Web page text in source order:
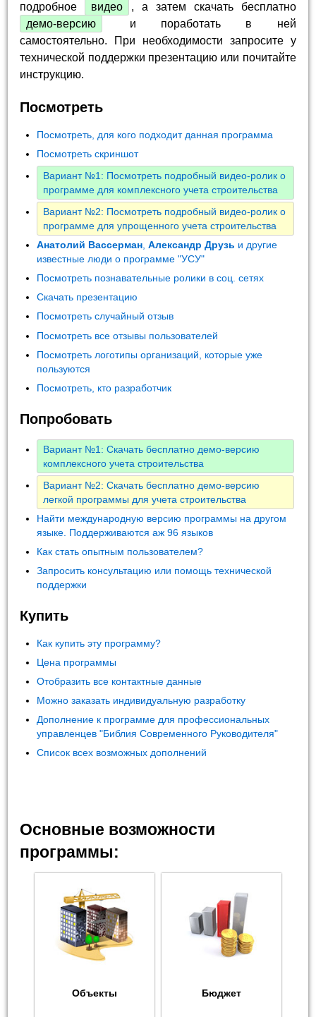
подробное
видео
, а затем скачать бесплатно
демо-версию
и поработать в ней
самостоятельно. При необходимости запросите у
технической поддержки презентацию или почитайте
инструкцию.
Посмотреть
Посмотреть, для кого подходит данная программа
Посмотреть скриншот
Вариант №1: Посмотреть подробный видео-ролик о
программе для комплексного учета строительства
Вариант №2: Посмотреть подробный видео-ролик о
программе для упрощенного учета строительства
Анатолий Вассерман ,Александр Друзь и другие
известные люди о программе "УСУ"
Посмотреть познавательные ролики в соц. сетях
Скачать презентацию
Посмотреть случайный отзыв
Посмотреть все отзывы пользователей
Посмотреть логотипы организаций, которые уже
пользуются
Посмотреть, кто разработчик
Попробовать
Вариант №1: Скачать бесплатно демо-версию
комплексного учета строительства
Вариант №2: Скачать бесплатно демо-версию
легкой программы для учета строительства
Найти международную версию программы на другом
языке. Поддерживаются аж 96 языков
Как стать опытным пользователем?
Запросить консультацию или помощь технической
поддержки
Купить
Как купить эту программу?
Цена программы
Отобразить все контактные данные
Можно заказать индивидуальную разработку
Дополнение к программе для профессиональных
управленцев "Библия Современного Руководителя"
Список всех возможных дополнений
Основные возможности
программы:
Объекты Бюджет